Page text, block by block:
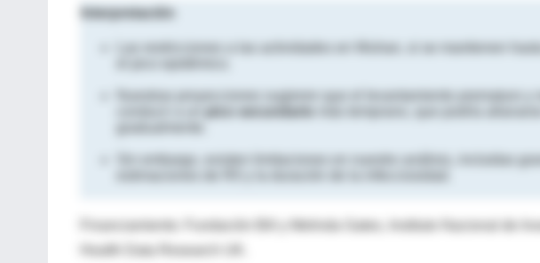
Interpretación
Nuestras proyecciones sugieren que el levantamiento prematuro y
Sin embargo, existen limitaciones en nuestro análisis, incluidas
Financiamiento: Fundación Bill y Melinda Gates, Instituto Nacional de